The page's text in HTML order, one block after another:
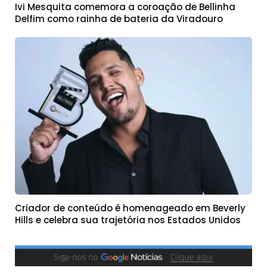
Ivi Mesquita comemora a coroação de Bellinha
Delfim como rainha de bateria da Viradouro
Criador de conteúdo é homenageado em Beverly
Hills e celebra sua trajetória nos Estados Unidos